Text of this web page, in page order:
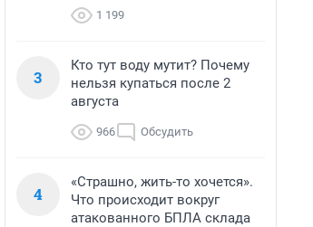
1 199
3
Кто тут воду мутит? Почему
нельзя купаться после 2
августа
966 Обсудить
4
«Страшно, жить-то хочется».
Что происходит вокруг
атакованного БПЛА склада